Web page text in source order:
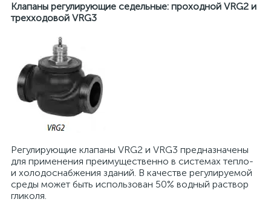
Клапаны регулирующие седельные: проходной VRG2 и
трехходовой VRG3
Регулирующие клапаны VRG2 и VRG3 предназначены
для применения преимущественно в системах тепло-
и холодоснабжения зданий. В качестве регулируемой
среды может быть использован 50% водный раствор
гликоля.